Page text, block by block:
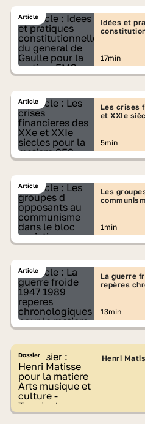
Article
Idées et
17min
Article
Les crises
et XXIe
5min
Article
Les
1min
Article
La guerre
repères
13min
Dossier Henri